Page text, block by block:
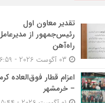
تقدیر معاون اول
رئیس‌جمهور از
راه‌آهن
اعزام قطار فوق‌العاده
– خرمشهر